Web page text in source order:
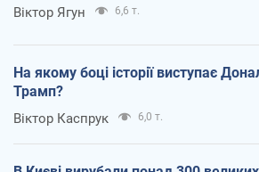
Віктор Ягун 6,6 т.
На якому боці історії виступає
Трамп?
Віктор Каспрук 6,0 т.